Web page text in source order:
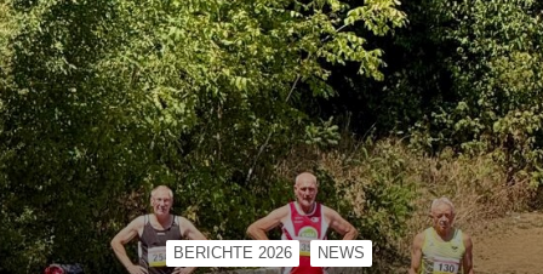
e
a
r
c
h
BERICHTE 2026 NEWS